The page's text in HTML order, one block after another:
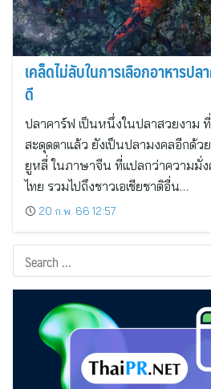
เคล็ดไม่ลับในการเลือกอาหารป
ดี
ปลาคาร์ฟ เป็นหนึ่งในปลาสวยงาม
สะดุดตาแล้ว ยังเป็นปลามงคลอีกด้ว
ยูหลี่ ในภาษาจีน ที่แปลกว่าความมั่ง
ไทย รวมไปถึงชาวเอเชียชาติอื่น…
20 ก.พ. 66 12:57